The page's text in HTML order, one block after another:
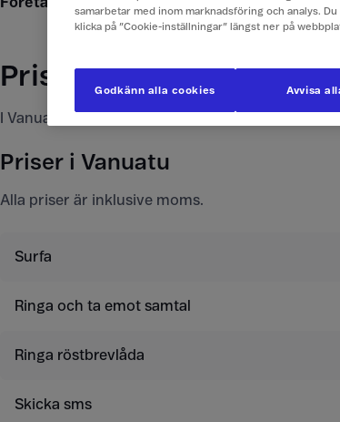
Priser för
I Vanuatu kan du tyvärr inte använda ditt
Priser i Vanuatu
Alla priser är inklusive moms.
Surfa
Ringa och ta emot samtal
Ringa röstbrevlåda
Skicka sms
samarbetar med inom marknadsföring och analys.
klicka på ”Cookie-inställningar” längst ner på
Avvisa
Godkänn alla cookies